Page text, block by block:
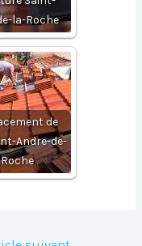
la-Roche
de
Andre-de-